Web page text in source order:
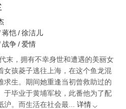
蒋恺/徐洁儿
战争/ 爱情
末，拥有不幸身世和遭遇的美丽女
女孩菱子逃往上海，在这个鱼龙混
求生。期间她重逢当初曾救助过的
于毕业于黄埔军校，此番他为了配
沪。而生活在社会最...
详情